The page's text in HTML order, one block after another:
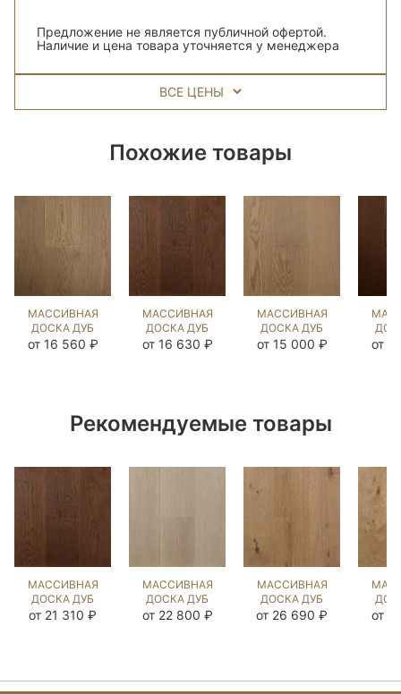
Предложение не является публичной офертой.
Наличие и цена товара уточняется у менеджера
ВСЕ ЦЕНЫ
Похожие товары
МАССИВНАЯ
ДОСКА ДУБ
ЭСТЕЙТ NEW
от 16 560 ₽
МАССИВНАЯ
ДОСКА ДУБ
СИЛ БРАУН
от 16 630 ₽
МАССИВНАЯ
ДОСКА ДУБ
ФЛЭТ УАЙТ
от 15 000 ₽ от
Рекомендуемые товары
МАССИВНАЯ
ДОСКА ДУБ
СИЛ БРАУН
от 21 310 ₽
МАССИВНАЯ
ДОСКА ДУБ
МИЛТА OIL
от 22 800 ₽
МАССИВНАЯ
ДОСКА ДУБ
РЕЧИНТО
от 26 690 ₽ от